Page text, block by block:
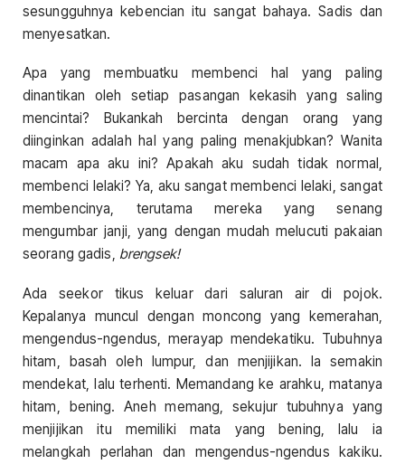
sesungguhnya kebencian itu sangat bahaya. Sadis dan
menyesatkan.
Apa yang membuatku membenci hal yang paling
dinantikan oleh setiap pasangan kekasih yang saling
mencintai? Bukankah bercinta dengan orang yang
diinginkan adalah hal yang paling menakjubkan? Wanita
macam apa aku ini? Apakah aku sudah tidak normal,
membenci lelaki? Ya, aku sangat membenci lelaki, sangat
membencinya, terutama mereka yang senang
mengumbar janji, yang dengan mudah melucuti pakaian
seorang gadis, brengsek!
Ada seekor tikus keluar dari saluran air di pojok.
Kepalanya muncul dengan moncong yang kemerahan,
mengendus-ngendus, merayap mendekatiku. Tubuhnya
hitam, basah oleh lumpur, dan menjijikan. Ia semakin
mendekat, lalu terhenti. Memandang ke arahku, matanya
hitam, bening. Aneh memang, sekujur tubuhnya yang
menjijikan itu memiliki mata yang bening, lalu ia
melangkah perlahan dan mengendus-ngendus kakiku.